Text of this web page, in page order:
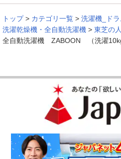
トップ > カテゴリ一覧 > 洗濯機_ド
洗濯乾燥機・全自動洗濯機 > 東芝の
全自動洗濯機 ZABOON （洗濯